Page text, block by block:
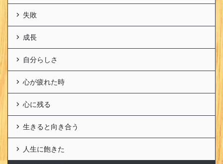
失敗
成長
自分らしさ
心が疲れた時
心に残る
生きると向き合う
人生に飽きた